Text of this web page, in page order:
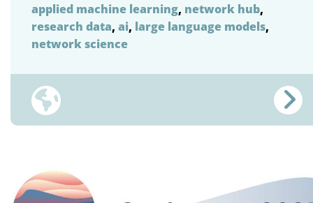
applied machine learning, network hub,
research data, ai, large language models,
network science